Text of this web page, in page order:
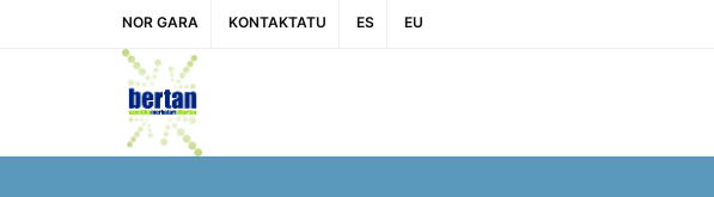
NOR GARA KONTAKTATU ES EU